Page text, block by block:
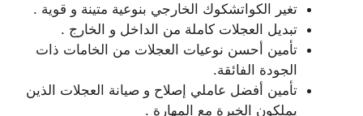
تغير الكواتشكوك الخارجي بنوعية متينة و قوية .
تبديل العجلات كاملة من الداخل و الخارج .
تأمين أحسن نوعيات العجلات من الخامات ذات
الجودة الفائقة.
تأمين أفضل عاملي إصلاح و صيانة العجلات الذين
يملكون الخبرة مع المهارة .